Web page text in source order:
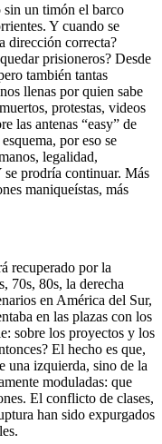
sin un timón el barco
Y cuando se
dirección correcta?
prisioneros? Desde
también tantas
llenas por quien sabe
protestas, videos
las antenas “easy” de
por eso se
legalidad,
prodría continuar. Más
maniqueístas, más
recuperado por la
70s, 80s, la derecha
en América del Sur,
en las plazas con los
sobre los proyectos y los
El hecho es que,
una izquierda, sino de la
moduladas: que
El conflicto de clases,
han sido expurgados